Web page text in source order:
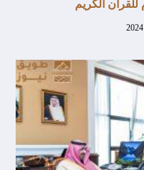
الكريم